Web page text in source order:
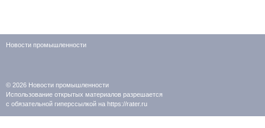
Новости промышленности
© 2026 Новости промышленности
Использование открытых материалов разрешается
с обязательной гиперссылкой на https://rater.ru